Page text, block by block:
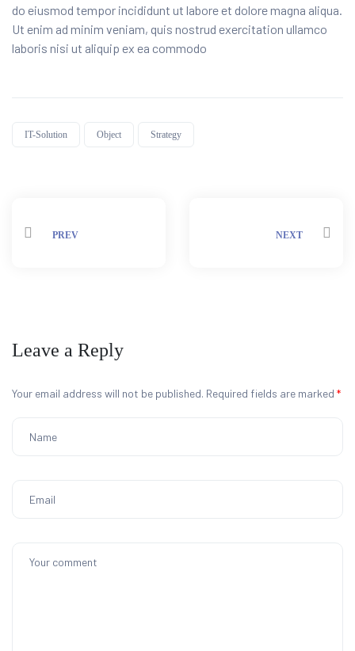
do eiusmod tempor incididunt ut labore et dolore magna aliqua.
Ut enim ad minim veniam, quis nostrud exercitation ullamco
laboris nisi ut aliquip ex ea commodo
IT-Solution Object Strategy
PREV NEXT
Leave a Reply
Your email address will not be published. Required fields are marked *